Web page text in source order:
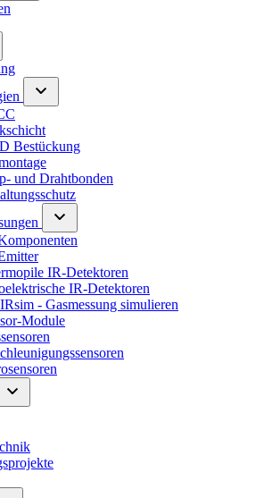
Bestückung
und Drahtbonden
IR-Detektoren
IR-Detektoren
- Gasmessung simulieren
Module